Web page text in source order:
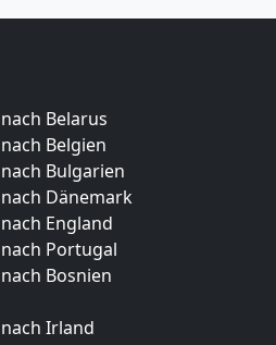
Belarus
Belgien
Bulgarien
Dänemark
England
Portugal
Bosnien
Irland